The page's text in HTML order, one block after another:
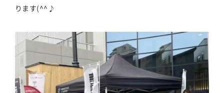
ります(^^♪